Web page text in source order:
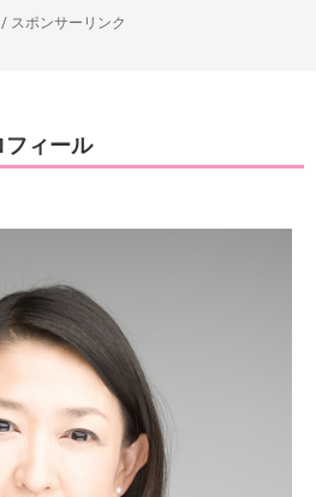
スポンサーリンク
フィール